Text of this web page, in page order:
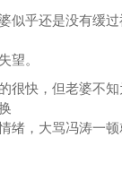
还是没有缓过
望。
快，但老婆不知
绪，大骂冯涛一